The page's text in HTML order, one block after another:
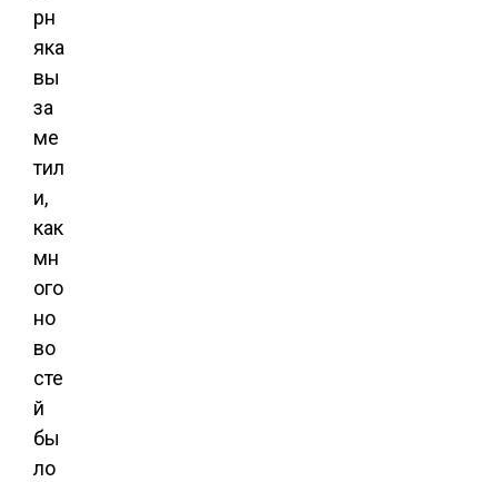
рн
яка
вы
за
ме
тил
и,
как
мн
ого
но
во
сте
й
бы
ло